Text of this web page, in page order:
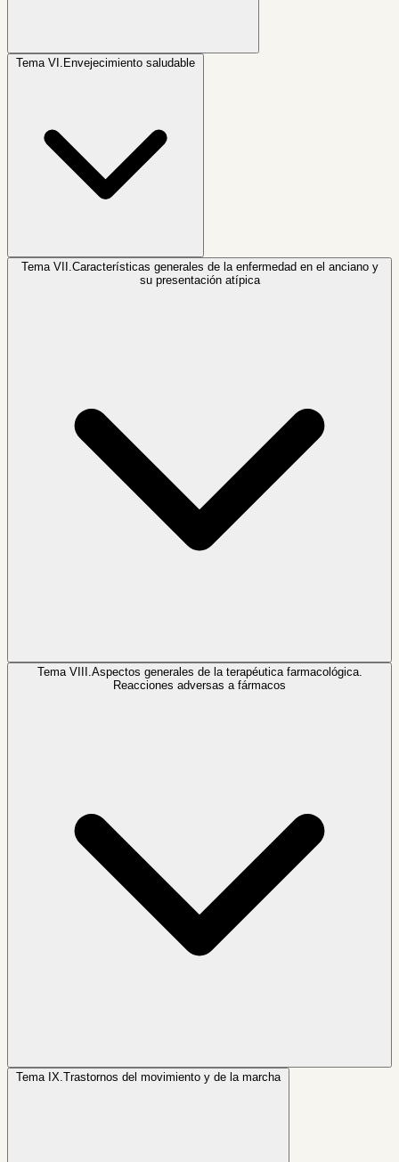
Tema VI.
Tema VII.Características generales de la enfermedad en el anciano y
su presentación atípica
Tema VIII.Aspectos generales de la terapéutica farmacológica.
Tema IX. Trastornos del movimiento y de la marcha